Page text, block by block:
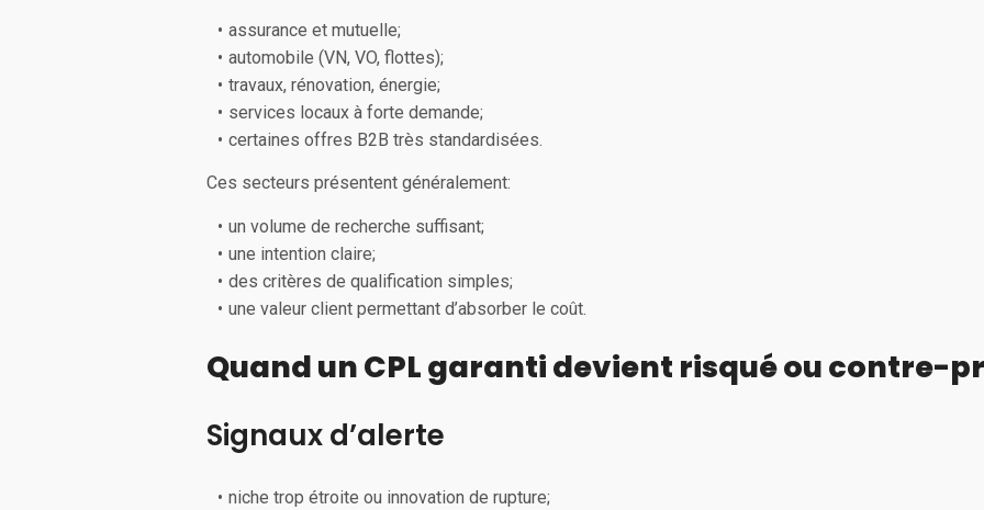
assurance et mutuelle;
automobile (VN, VO, flottes);
travaux, rénovation, énergie;
services locaux à forte demande;
certaines offres B2B très standardisées.
Ces secteurs présentent généralement:
un volume de recherche suffisant;
une intention claire;
des critères de qualification simples;
une valeur client permettant d’absorber le coût.
Quand un CPL garanti devient risqué ou contre-
Signaux d’alerte
niche trop étroite ou innovation de rupture;